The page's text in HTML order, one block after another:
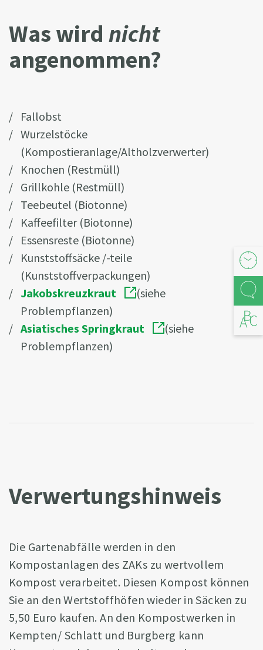
Was wird nicht
angenommen?
Fallobst
Wurzelstöcke
(Kompostieranlage/Altholzverwerter)
Knochen (Restmüll)
Grillkohle (Restmüll)
Teebeutel (Biotonne)
Kaffeefilter (Biotonne)
Essensreste (Biotonne)
Kunststoffsäcke /-teile
(Kunststoffverpackungen)
Jakobskreuzkraut
(siehe
Problempflanzen)
Asiatisches Springkraut
(siehe
Problempflanzen)
Verwertungshinweis
Die Gartenabfälle werden in den
Kompostanlagen des ZAKs zu wertvollem
Kompost verarbeitet. Diesen Kompost können
Sie an den Wertstoffhöfen wieder in Säcken zu
5,50 Euro kaufen. An den Kompostwerken in
Kempten/ Schlatt und Burgberg kann